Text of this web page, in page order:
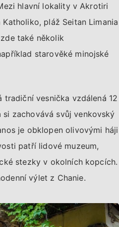
hlavní lokality v Akrotiri
pláž Seitan Limania
také několik
starověké minojské
tradiční vesnička vzdálená 12
zachovává svůj venkovský
je obklopen olivovými háji
patří lidové muzeum,
stezky v okolních kopcích.
výlet z Chanie.